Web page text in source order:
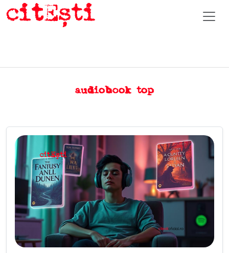
audiobook top